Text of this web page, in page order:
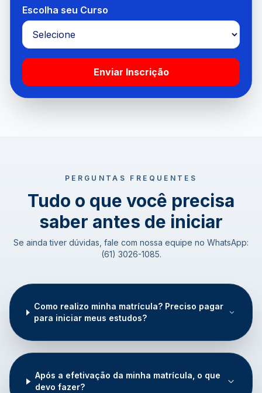
Escolha seu Curso
Enviar Inscrição
PERGUNTAS FREQUENTES
Tudo o que você precisa
saber antes de iniciar
Se ainda tiver dúvidas, fale com nossa equipe no WhatsApp:
(61) 3026-1085.
Como realizo minha matrícula? Preciso pagar
para iniciar meus estudos?
Após a efetivação da minha matrícula, o que
devo fazer?